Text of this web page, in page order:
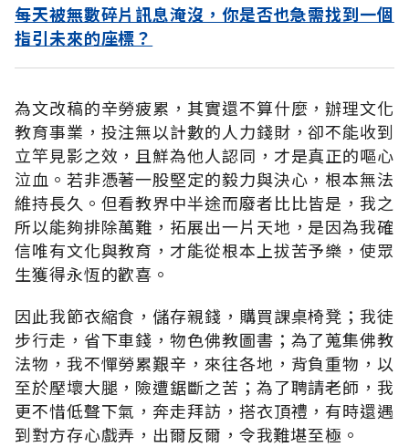
每天被無數碎片訊息淹沒，你是否也急需找到一個
指引未來的座標？
為文改稿的辛勞疲累，其實還不算什麼，辦理文化
教育事業，投注無以計數的人力錢財，卻不能收到
立竿見影之效，且鮮為他人認同，才是真正的嘔心
泣血。若非憑著一股堅定的毅力與決心，根本無法
維持長久。但看教界中半途而廢者比比皆是，我之
所以能夠排除萬難，拓展出一片天地，是因為我確
信唯有文化與教育，才能從根本上拔苦予樂，使眾
生獲得永恆的歡喜。
因此我節衣縮食，儲存親錢，購買課桌椅凳；我徒
步行走，省下車錢，物色佛教圖書；為了蒐集佛教
法物，我不憚勞累艱辛，來往各地，背負重物，以
至於壓壞大腿，險遭鋸斷之苦；為了聘請老師，我
更不惜低聲下氣，奔走拜訪，搭衣頂禮，有時還遇
到對方存心戲弄，出爾反爾，令我難堪至極。